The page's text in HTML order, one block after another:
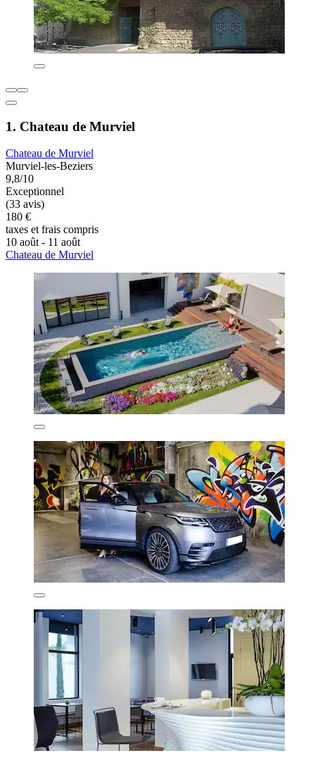
1. Chateau de Murviel
Chateau de Murviel
Murviel-les-Beziers
9,8/10
Exceptionnel
(33 avis)
180 €
taxes et frais compris
10 août - 11 août
Chateau de Murviel